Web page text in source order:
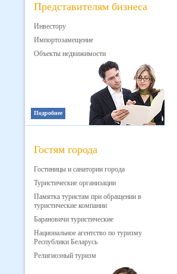
Представителям бизнеса
Инвестору
Импортозамещение
Объекты недвижимости
Подробнее
Гостям города
Гостиницы и санатории города
Туристические организации
Памятка туристам при обращении в
туристические компании
Барановичи туристические
Национальное агентство по туризму
Республики Беларусь
Религиозный туризм